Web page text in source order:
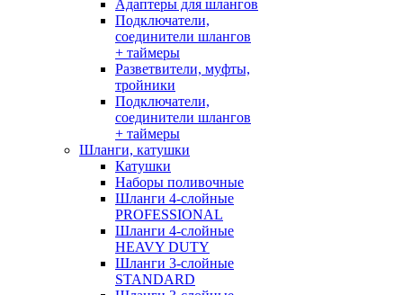
Адаптеры для шлангов
Подключатели,
соединители шлангов
+ таймеры
Разветвители, муфты,
тройники
Подключатели,
соединители шлангов
+ таймеры
Шланги, катушки
Катушки
Наборы поливочные
Шланги 4-слойные
PROFESSIONAL
Шланги 4-слойные
HEAVY DUTY
Шланги 3-слойные
STANDARD